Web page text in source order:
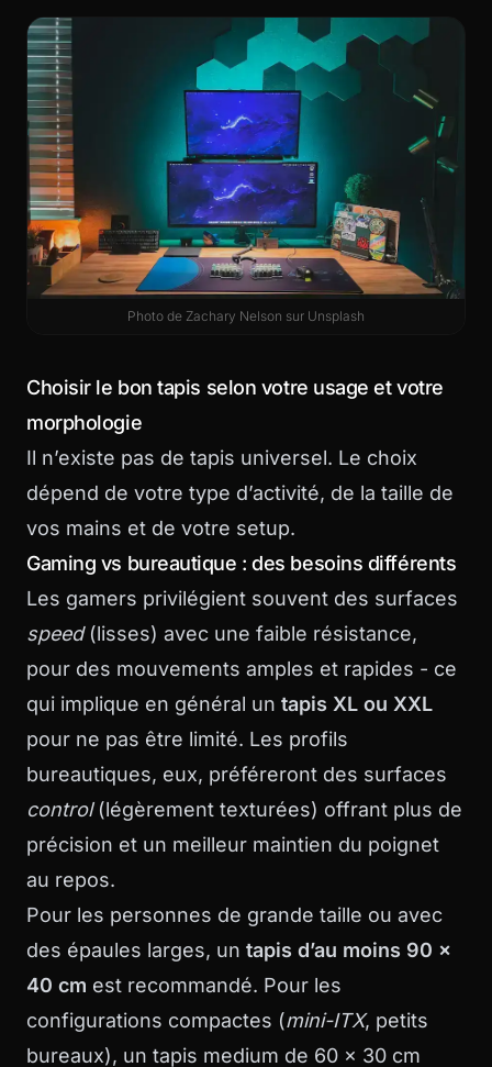
Photo de Zachary Nelson sur Unsplash
Choisir le bon tapis selon votre usage et votre
morphologie
Il n’existe pas de tapis universel. Le choix
dépend de votre type d’activité, de la taille de
vos mains et de votre setup.
Gaming vs bureautique : des besoins différents
Les gamers privilégient souvent des surfaces
speed(lisses) avec une faible résistance,
pour des mouvements amples et rapides - ce
qui implique en général un tapis XL ou XXL
pour ne pas être limité. Les profils
bureautiques, eux, préféreront des surfaces
control(légèrement texturées) offrant plus de
précision et un meilleur maintien du poignet
au repos.
Pour les personnes de grande taille ou avec
des épaules larges, un tapis d’au moins 90 x
40 cm est recommandé. Pour les
configurations compactes (mini-ITX, petits
bureaux), un tapis medium de 60 x 30 cm